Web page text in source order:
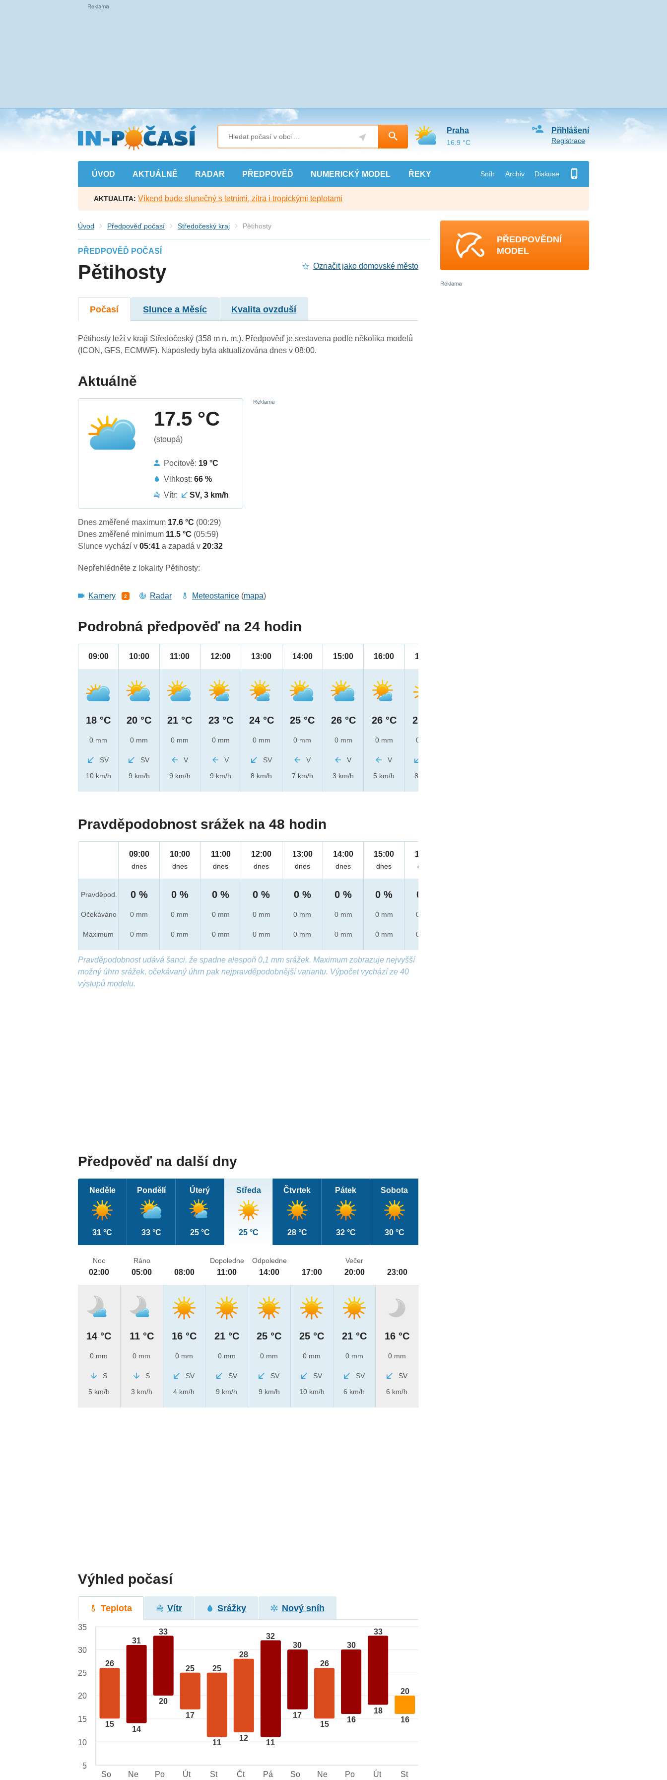
Přejít
na
hlavní
obsah
ÚVOD AKTUÁLNĚ RADAR PŘEDPOVĚĎ NUMERICKÝ MODEL ŘEKY Sníh Archiv Diskuse
Přihlášení
Registrace
Praha
16.9 °C
AKTUALITA: Víkend bude slunečný s letními, zítra i tropickými teplotami
Úvod Předpověď počasí Středočeský kraj Pětihosty
PŘEDPOVĚĎ POČASÍ
Pětihosty Označit jako domovské město
Počasí Slunce a Měsíc Kvalita ovzduší
Pětihosty leží v kraji Středočeský (358 m n. m.). Předpověď je sestavena podle několika modelů
(ICON, GFS, ECMWF). Naposledy byla aktualizována dnes v 08:00.
Aktuálně
17.5 °C
(stoupá)
Pocitově: 19 °C
Vlhkost:66 %
Vítr:
SV, 3 km/h
Dnes změřené maximum 17.6 °C (00:29)
Dnes změřené minimum 11.5 °C (05:59)
Slunce vychází v05:41a zapadá v20:32
Nepřehlédněte z lokality Pětihosty:
Kamery 2 Radar Meteostanice (mapa)
Podrobná předpověď na 24 hodin
09:00
18 °C
0 mm
SV
10 km/h
10:00
20 °C
0 mm
SV
9 km/h
11:00
21 °C
0 mm
V
9 km/h
12:00
23 °C
0 mm
V
9 km/h
13:00
24 °C
0 mm
SV
8 km/h
14:00
25 °C
0 mm
V
7 km/h
15:00
26 °C
0 mm
V
3 km/h
16:00
26 °C
0 mm
V
5 km/h
17:00
26 °C
0 mm
8 km/h
Pravděpodobnost srážek na 48 hodin
Pravděpod.
Očekáváno
Maximum
09:00
dnes
0 %
0 mm
0 mm
10:00
dnes
0 %
0 mm
0 mm
11:00
dnes
0 %
0 mm
0 mm
12:00
dnes
0 %
0 mm
0 mm
13:00
dnes
0 %
0 mm
0 mm
14:00
dnes
0 %
0 mm
0 mm
15:00
dnes
0 %
0 mm
0 mm
16:00
dnes
0 %
0 mm
0 mm
Pravděpodobnost udává šanci, že spadne alespoň 0,1 mm srážek. Maximum zobrazuje nejvyšší
možný úhrn srážek, očekávaný úhrn pak nejpravděpodobnější variantu. Výpočet vychází ze 40
výstupů modelu.
Předpověď na další dny
Neděle
31 °C
Pondělí
33 °C
Úterý
25 °C
Středa
25 °C
Čtvrtek
28 °C
Pátek
32 °C
Sobota
30 °C
Noc
02:00
14 °C
0 mm
S
5 km/h
Ráno
05:00
11 °C
0 mm
S
3 km/h
08:00
16 °C
0 mm
SV
4 km/h
Dopoledne
11:00
21 °C
0 mm
SV
9 km/h
Odpoledne
14:00
25 °C
0 mm
SV
9 km/h
17:00
25 °C
0 mm
SV
10 km/h
Večer
20:00
21 °C
0 mm
SV
6 km/h
23:00
16 °C
0 mm
SV
6 km/h
Výhled počasí
Teplota Vítr Srážky Nový sníh
26
15
31
14
33
20
25
17
25
11
28
12
32
11
30
17
26
15
30
16
33
18
20
16
35
30
25
20
15
10
5
So
Ne Po Út St Čt Pá So Ne Po Út St
PŘEDPOVĚDNÍ
MODEL